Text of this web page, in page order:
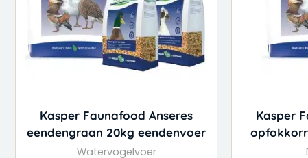
Kasper Faunafood Anseres
eendengraan 20kg eendenvoer
Watervogelvoer
Kasper